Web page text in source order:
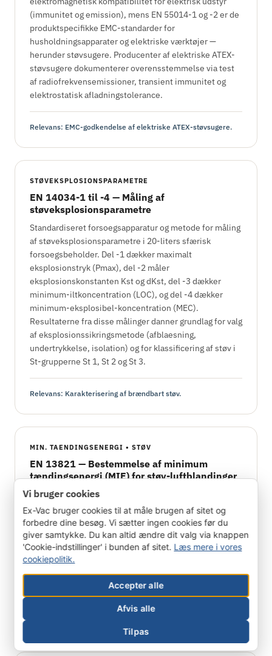
(immunitet og emission), mens EN 55014-1 og -2 er de
produktspecifikke EMC-standarder for
husholdningsapparater og elektriske værktøjer —
herunder støvsugere. Producenter af elektriske ATEX-
støvsugere dokumenterer overensstemmelse via test
af radiofrekvensemissioner, transient immunitet og
elektrostatisk afladningstolerance.
Relevans: EMC-godkendelse af elektriske ATEX-støvsugere.
STØVEKSPLOSIONSPARAMETRE
EN 14034-1 til -4 — Måling af
støveksplosionsparametre
Standardiseret forsoegsapparatur og metode for måling
af støveksplosionsparametre i 20-liters sfærisk
forsoegsbeholder. Del -1 dækker maximalt
eksplosionstryk (Pmax), del -2 måler
eksplosionskonstanten Kst og dKst, del -3 dækker
minimum-iltkoncentration (LOC), og del -4 dækker
minimum-eksplosibel-koncentration (MEC).
Resultaterne fra disse målinger danner grundlag for valg
af eksplosionssikringsmetode (afblaesning,
undertrykkelse, isolation) og for klassificering af støv i
St-grupperne St 1, St 2 og St 3.
Relevans: Karakterisering af brændbart støv.
MIN. TAENDINGSENERGI • STØV
EN 13821 — Bestemmelse af minimum
tændingsenergi (MIE) for støv-luftblandinger
Definerer prøvemetoden for at bestemme den laveste
energi der kan antænde en støv-luftblanding. MIE
udtrykkes typisk i millijoule (mJ). Resultatet afgør om
elektrostatiske udladninger og almindelige tændkilder
kan udløse eksplosiøn. For pulvere med MIE under 3
mJ er ESD-beskyttelse og potentialudligning kritisk; for
MIE under 0,1 mJ kræves typisk inertisering.
Relevans: Karakterisering af brændbart støv — valg af
Vi bruger cookies
Ex-Vac bruger cookies til at måle brugen af sitet og
forbedre dine besøg. Vi sætter ingen cookies før du
giver samtykke. Du kan altid ændre dit valg via knappen
'Cookie-indstillinger' i bunden af sitet. Læs mere i vores
cookiepolitik.
Accepter alle
Afvis alle
Tilpas